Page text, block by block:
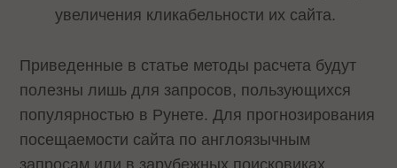
увеличения кликабельности их сайта.
Приведенные в статье методы расчета будут
полезны лишь для запросов, пользующихся
популярностью в Рунете. Для прогнозирования
посещаемости сайта по англоязычным
запросам или в зарубежных поисковиках